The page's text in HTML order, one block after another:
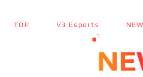
TOP V3 Esports